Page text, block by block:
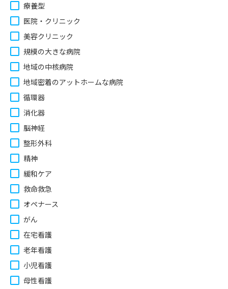
療養型
医院・クリニック
美容クリニック
規模の大きな病院
地域の中核病院
地域密着のアットホームな病院
循環器
消化器
脳神経
整形外科
精神
緩和ケア
救命救急
オペナース
がん
在宅看護
老年看護
小児看護
母性看護